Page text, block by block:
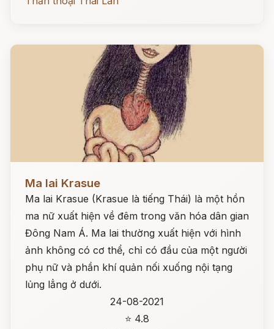
Ma lai Krasue
Ma lai Krasue (Krasue là tiếng Thái) là một hồn
ma nữ xuất hiện về đêm trong văn hóa dân gian
Đông Nam Á. Ma lai thường xuất hiện với hình
ảnh không có cơ thể, chỉ có đầu của một người
phụ nữ và phần khí quản nối xuống nội tạng
lủng lẳng ở dưới.
24-08-2021
⭐ 4.8